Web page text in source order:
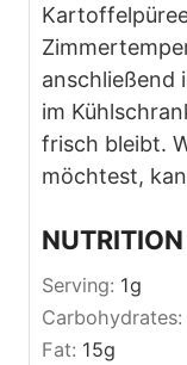
anschließend
im
frisch bleibt.
möchtest,
NUTRITION
Serving: 1g
Carbohydrates:
Fat: 15g